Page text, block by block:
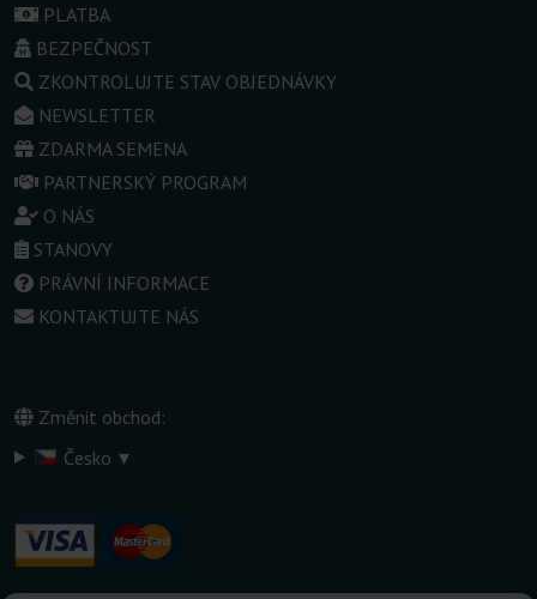
PLATBA
BEZPEČNOST
ZKONTROLUJTE STAV OBJEDNÁVKY
NEWSLETTER
ZDARMA SEMENA
PARTNERSKÝ PROGRAM
O NÁS
STANOVY
PRÁVNÍ INFORMACE
KONTAKTUJTE NÁS
Změnit obchod:
Česko ▾